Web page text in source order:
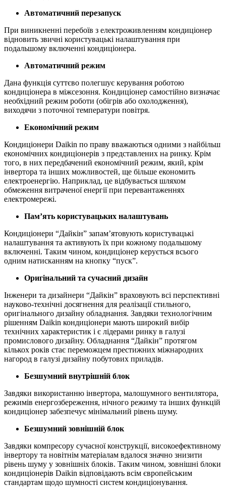
Автоматичний перезапуск
При виникненні перебоїв з електроживленням кондиціонер
відновить звичні користувацькі налаштування при
подальшому включенні кондиціонера.
Автоматичний режим
Дана функція суттєво полегшує керування роботою
кондиціонера в міжсезоння. Кондиціонер самостійно визначає
необхідний режим роботи (обігрів або охолодження),
виходячи з поточної температури повітря.
Економічний режим
Кондиціонери Daikin по праву вважаються одними з найбільш
економічних кондиціонерів з представлених на ринку. Крім
того, в них передбачений економічний режим, який, крім
інвертора та інших можливостей, ще більше економить
електроенергію. Наприклад, це відбувається шляхом
обмеження витраченої енергії при перевантаженнях
електромережі.
Пам’ять користувацьких налаштувань
Кондиціонери “Дайкін” запам’ятовують користувацькі
налаштування та активують їх при кожному подальшому
включенні. Таким чином, кондиціонер керується всього
одним натисканням на кнопку “пуск”.
Оригінальний та сучасний дизайн
Інженери та дизайнери “Дайкін” враховують всі перспективні
науково-технічні досягнення для реалізації стильного,
оригінального дизайну обладнання. Завдяки технологічним
рішенням Daikin кондиціонери мають широкий вибір
технічних характеристик і є лідерами ринку в галузі
промислового дизайну. Обладнання “Дайкін” протягом
кількох років стає переможцем престижних міжнародних
нагород в галузі дизайну побутових приладів.
Безшумний внутрішній блок
Завдяки використанню інвертора, малошумного вентилятора,
режимів енергозбереження, нічного режиму та інших функцій
кондиціонер забезпечує мінімальний рівень шуму.
Безшумний зовнішній блок
Завдяки компресору сучасної конструкції, високоефективному
інвертору та новітнім матеріалам вдалося значно знизити
рівень шуму у зовнішніх блоків. Таким чином, зовнішні блоки
кондиціонерів Daikin відповідають всім європейським
стандартам щодо шумності систем кондиціонування.